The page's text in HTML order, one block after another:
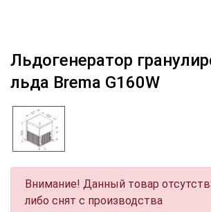
Льдогенератор
льда Brema G160W
Внимание! Данный товар
либо снят с производства